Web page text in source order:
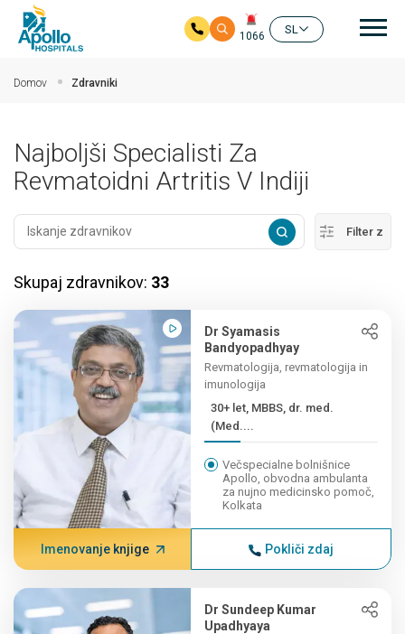
1066
SL
Domov Zdravniki
Najboljši Specialisti Za
Revmatoidni Artritis V Indiji
Filter z
Skupaj zdravnikov: 33
Dr Syamasis
Bandyopadhyay
Revmatologija, revmatologija in
imunologija
30+ let, MBBS, dr. med.
(Med....
Večspecialne bolnišnice
Apollo, obvodna ambulanta
za nujno medicinsko pomoč,
Kolkata
Imenovanje knjige Pokliči zdaj
Dr Sundeep Kumar
Upadhyaya